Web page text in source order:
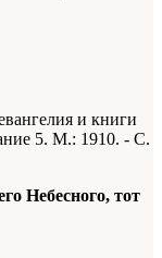
и книги
5. М.: 1910. - С.
Небесного, тот